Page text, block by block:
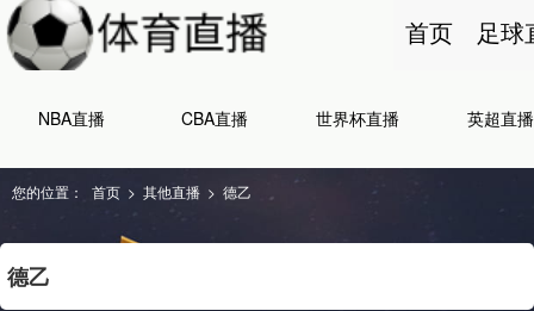
首页 足球
NBA直播 CBA直播 世界杯直播 英超直播
您的位置： 首页 > 其他直播 > 德乙
德乙